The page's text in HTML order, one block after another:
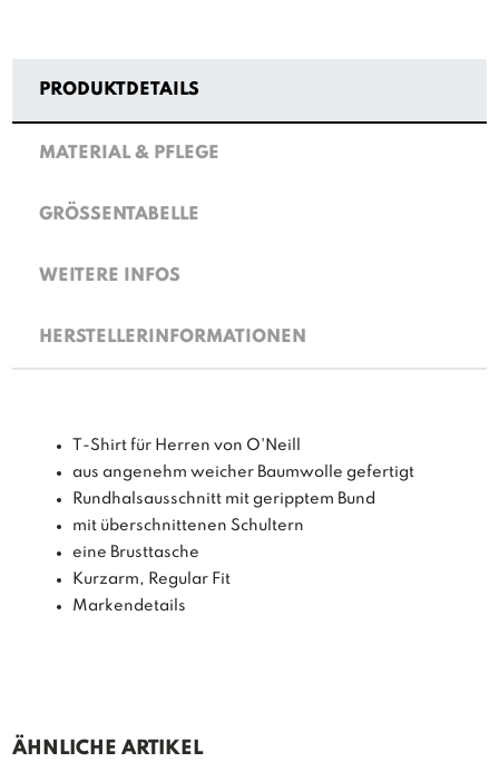
PRODUKTDETAILS
MATERIAL & PFLEGE
GRÖSSENTABELLE
WEITERE INFOS
HERSTELLERINFORMATIONEN
T-Shirt für Herren von O'Neill
aus angenehm weicher Baumwolle gefertigt
Rundhalsausschnitt mit geripptem Bund
mit überschnittenen Schultern
eine Brusttasche
Kurzarm, Regular Fit
Markendetails
ÄHNLICHE ARTIKEL